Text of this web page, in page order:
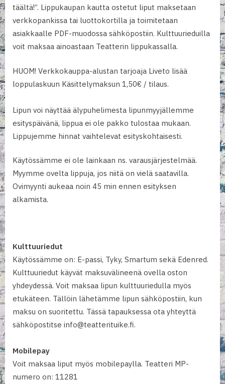
täältä!”. Lippukaupan kautta ostetut liput maksetaan
verkkopankissa tai luottokortilla ja toimitetaan
asiakkaalle PDF-muodossa sähköpostiin. Kulttuurieduilla
voit maksaa ainoastaan Teatterin lippukassalla.
HUOM! Verkkokauppa-alustan tarjoaja Liveto lisää
loppulaskuun Käsittelymaksun 1,50€ / tilaus.
Lipun voi näyttää älypuhelimesta lipunmyyjällemme
esityspäivänä, lippua ei ole pakko tulostaa mukaan.
Lippujemme hinnat vaihtelevat esityskohtaisesti.
Käytössämme ei ole lainkaan ns. varausjärjestelmää.
Myymme ovelta lippuja, jos niitä on vielä saatavilla.
Ovimyynti aukeaa noin 45 min ennen esityksen
alkamista.
Kulttuuriedut
Käytössämme on: E-passi, Tyky, Smartum sekä Edenred.
Kulttuuriedut käyvät maksuvälineenä ovella oston
yhdeydessä. Voit maksaa lipun kulttuuriedulla myös
etukäteen. Tällöin lähetämme lipun sähköpostiin, kun
maksu on suoritettu. Tässä tapauksessa ota yhteyttä
sähköpostitse info@teatterituike.fi.
Mobilepay
Voit maksaa liput myös mobilepaylla. Teatteri MP-
numero on: 11281